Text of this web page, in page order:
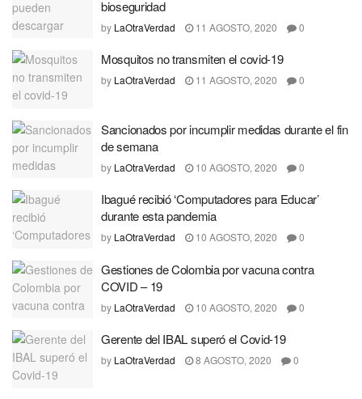
bioseguridad
by LaOtraVerdad 11 AGOSTO, 2020 0
Mosquitos no transmiten el covid-19
by LaOtraVerdad 11 AGOSTO, 2020 0
Sancionados por incumplir medidas durante el fin
de semana
by LaOtraVerdad 10 AGOSTO, 2020 0
Ibagué recibió ‘Computadores para Educar’
durante esta pandemia
by LaOtraVerdad 10 AGOSTO, 2020 0
Gestiones de Colombia por vacuna contra
COVID – 19
by LaOtraVerdad 10 AGOSTO, 2020 0
Gerente del IBAL superó el Covid-19
by LaOtraVerdad 8 AGOSTO, 2020 0